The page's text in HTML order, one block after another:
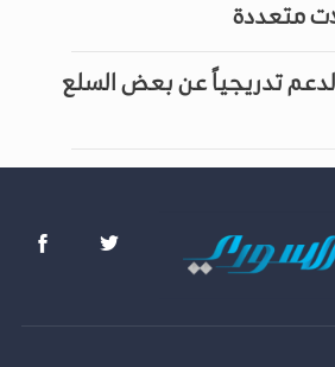
متعددة
تدريجياً عن بعض السلع